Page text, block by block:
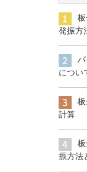
発振方
につい
計算
振方法